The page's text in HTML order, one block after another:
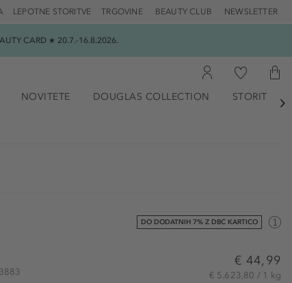
TRGOVINE BEAUTY CLUB NEWSLETTER
LEPOTNE STORITVE
CARD ★ 20.7.-16.8.2026.
NOVITETE DOUGLAS COLLECTION STORITVE

DO DODATNIH 7% Z DBC KARTICO
€ 44,99
€ 5.623,80 / 1 kg